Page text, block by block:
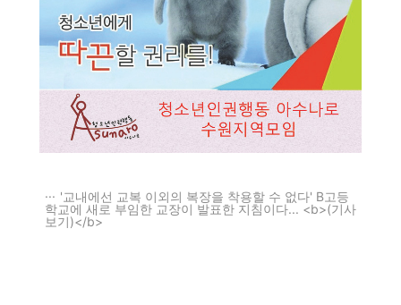
'교내에선 교복 이외의 복장을 착용할 수 없다' B고등
학교에 새로 부임한 교장이 발표한 지침이다... <b>(기사
보기)</b>